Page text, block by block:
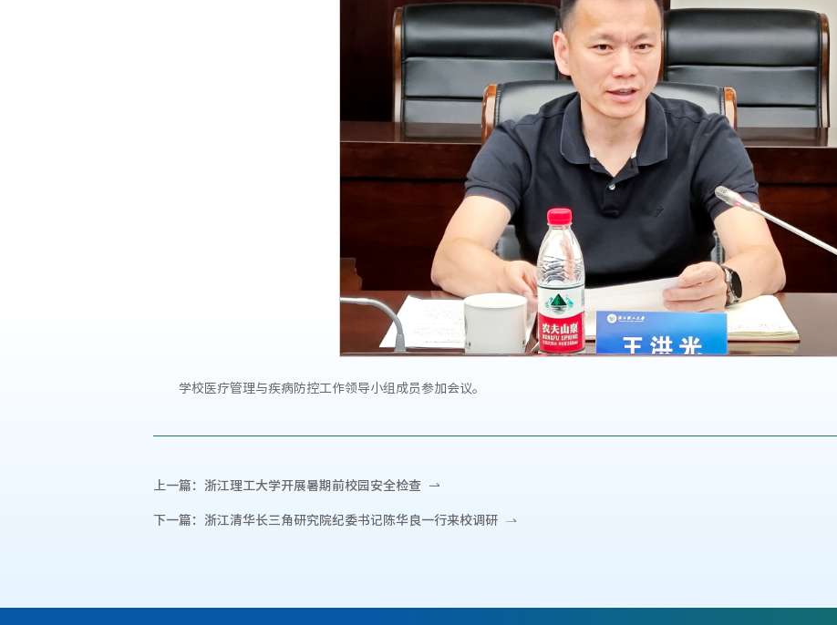
学校医疗管理与疾病防控工作领导小组成员参加会议。
上一篇： 浙江理工大学开展暑期前校园安全检查
下一篇： 浙江清华长三角研究院纪委书记陈华良一行来校调研